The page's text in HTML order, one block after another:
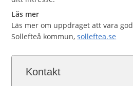
Läs mer
Läs mer om uppdraget att vara
Sollefteå kommun,solleftea.se
Kontakt